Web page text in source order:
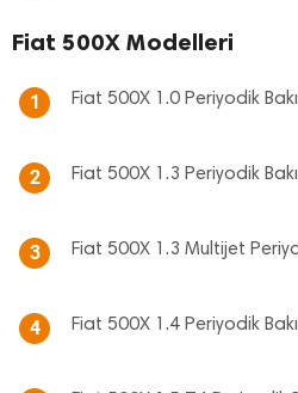
Fiat 500X Modelleri
1 Fiat 500X 1.0 Periyodik
2 Fiat 500X 1.3 Periyodik
3 Fiat 500X 1.3 Multijet
4 Fiat 500X 1.4 Periyodik